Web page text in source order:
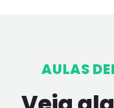
podemos
AULAS